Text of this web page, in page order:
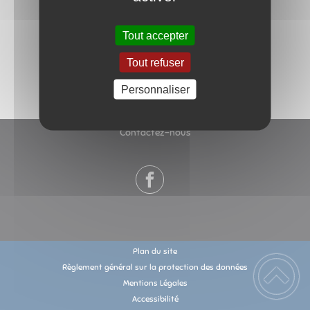
Contactez-nous
Plan du site
Règlement général sur la protection des données
Mentions Légales
Accessibilité
Tout accepter
Tout refuser
Personnaliser